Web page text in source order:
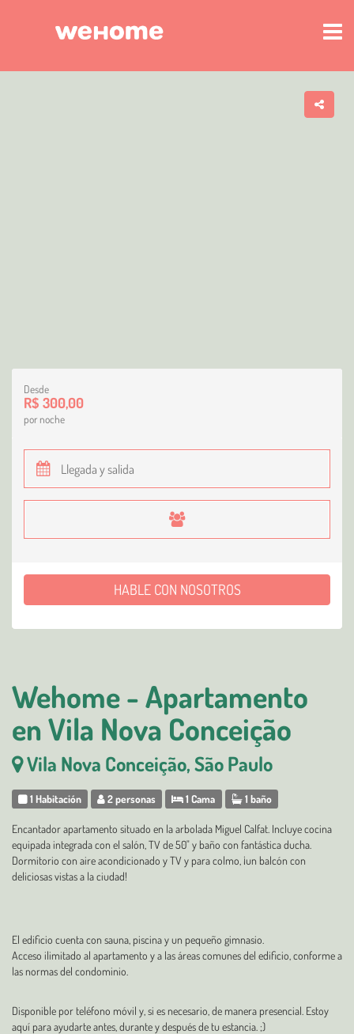
Wehome - Apartamento
en Vila Nova Conceição
Vila Nova Conceição, São Paulo
1 Habitación 2 personas 1 Cama 1 baño
Encantador apartamento situado en la arbolada Miguel Calfat. Incluye cocina
equipada integrada con el salón, TV de 50" y baño con fantástica ducha.
Dormitorio con aire acondicionado y TV y para colmo, ¡un balcón con
deliciosas vistas a la ciudad!
El edificio cuenta con sauna, piscina y un pequeño gimnasio.
Acceso ilimitado al apartamento y a las áreas comunes del edificio, conforme a
las normas del condominio.
Disponible por teléfono móvil y, si es necesario, de manera presencial. Estoy
aquí para ayudarte antes, durante y después de tu estancia. ;)
Desde
R$ 300,00
por noche
HABLE CON NOSOTROS